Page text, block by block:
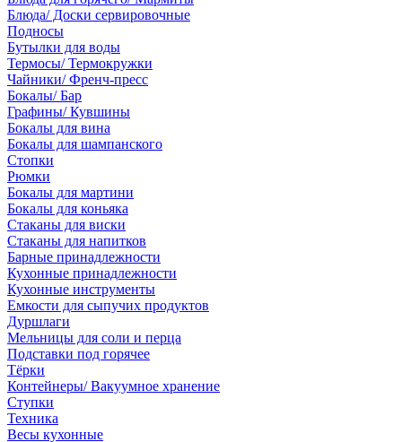
Блюда/ Доски сервировочные
Подносы
Бутылки для воды
Термосы/ Термокружки
Чайники/ Френч-пресс
Бокалы/ Бар
Графины/ Кувшины
Бокалы для вина
Бокалы для шампанского
Стопки
Рюмки
Бокалы для мартини
Бокалы для коньяка
Стаканы для виски
Стаканы для напитков
Барные принадлежности
Кухонные принадлежности
Кухонные инструменты
Емкости для сыпучих продуктов
Дуршлаги
Мельницы для соли и перца
Подставки под горячее
Тёрки
Контейнеры/ Вакуумное хранение
Ступки
Техника
Весы кухонные